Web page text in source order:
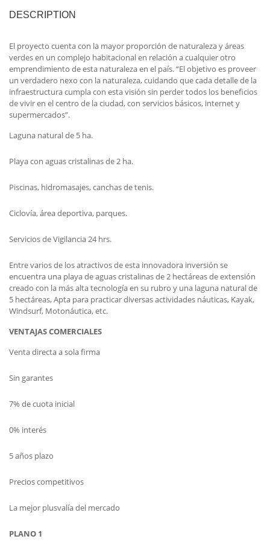
DESCRIPTION
El proyecto cuenta con la mayor proporción de naturaleza y áreas
verdes en un complejo habitacional en relación a cualquier otro
emprendimiento de esta naturaleza en el país. “El objetivo es proveer
un verdadero nexo con la naturaleza, cuidando que cada detalle de la
infraestructura cumpla con esta visión sin perder todos los beneficios
de vivir en el centro de la ciudad, con servicios básicos, internet y
supermercados”.
Laguna natural de 5 ha.
Playa con aguas cristalinas de 2 ha.
Piscinas, hidromasajes, canchas de tenis.
Ciclovía, área deportiva, parques.
Servicios de Vigilancia 24 hrs.
Entre varios de los atractivos de esta innovadora inversión se
encuentra una playa de aguas cristalinas de 2 hectáreas de extensión
creado con la más alta tecnología en su rubro y una laguna natural de
5 hectáreas, Apta para practicar diversas actividades náuticas, Kayak,
Windsurf, Motonáutica, etc.
VENTAJAS COMERCIALES
Venta directa a sola firma
Sin garantes
7% de cuota inicial
0% interés
5 años plazo
Precios competitivos
La mejor plusvalía del mercado
PLANO 1